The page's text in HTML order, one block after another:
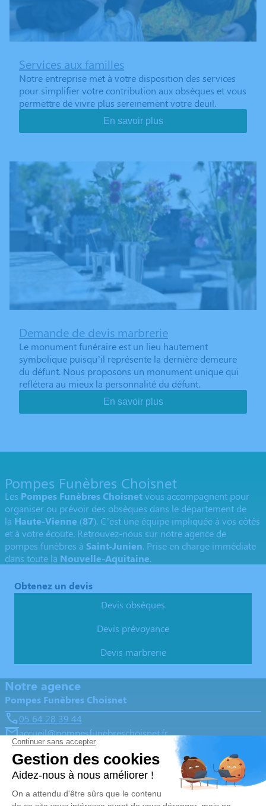
Services aux familles
Notre entreprise met à votre disposition des services
pour simplifier votre contribution aux obsèques et vous
permettre de vivre plus sereinement votre deuil.
En savoir plus
Demande de devis marbrerie
Le monument funéraire est un lieu hautement
symbolique puisqu’il représente la dernière demeure
du défunt. Nous proposons un monument unique qui
reflétera au mieux la personnalité du défunt.
En savoir plus
Pompes Funèbres Choisnet
Les Pompes Funèbres Choisnetvous accompagnent pour
organiser ou prévoir des obsèques dans le département de
la Haute-Vienne (87). C’est une équipe impliquée à vos côtés
et à votre écoute. Retrouvez-nous sur notre agence de
pompes funèbres à Saint-Junien. Prise en charge immédiate
dans toute la Nouvelle-Aquitaine.
Obtenez un devis
Devis obsèques
Devis prévoyance
Devis marbrerie
Notre agence
Pompes Funèbres Choisnet
05 64 28 39 44
accueil@pompesfunebreschoisnet.fr
La Croix Blanche Saint-Junien, 6 rue Hortense Teillet -
87200 - Saint-Junien
4.9/5 - 188 avis
Nos Services
Organiser des obsèques
Liens utiles
Avis de décès